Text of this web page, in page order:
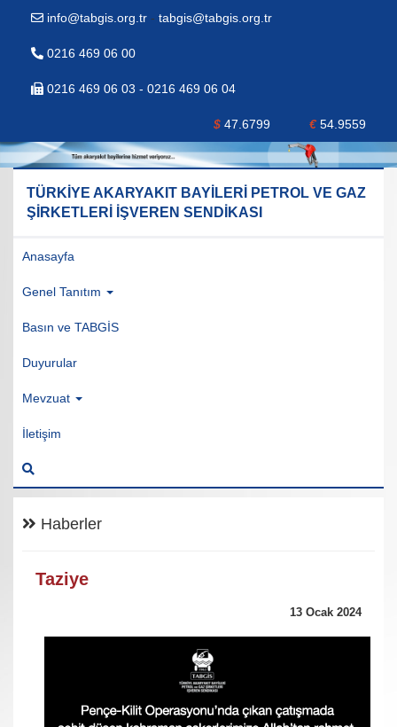
info@tabgis.org.tr - tabgis@tabgis.org.tr
0216 469 06 00
0216 469 06 03 - 0216 469 06 04
$ 47.6799 €54.9559
TÜRKİYE AKARYAKIT BAYİLERİ PETROL VE GAZ
ŞİRKETLERİ İŞVEREN SENDİKASI
Anasayfa
Genel Tanıtım
Basın ve TABGİS
Duyurular
Mevzuat
İletişim
Haberler
Taziye
13 Ocak 2024